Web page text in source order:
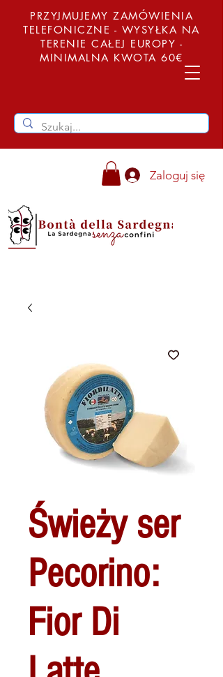
PRZYJMUJEMY ZAMÓWIENIA
TELEFONICZNE - WYSYŁKA NA
TERENIE CAŁEJ EUROPY -
MINIMALNA KWOTA 60€
Zaloguj się
Świeży ser
Pecorino:
Fior Di